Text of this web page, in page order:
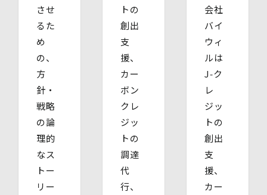
・連絡先：info@bywill.co.jp
【個人情報を与えることの任意性及び当該情報を与えな
かった場合に生じる結果】
個⼈情報を取得する項⽬は、全てご本⼈によってご提供い
ただし、必要な項⽬をいただけない場合、利⽤⽬的に記載
の諸⼿続⼜は処理に⽀障が⽣じる可能性があります。
させ
るた
め
の、
方
針・
戦略
の論
理的
なス
トー
リー
トの
創出
支
援、
カー
ボン
クレ
ジッ
トの
調達
代
行、
会社
バイ
ウィ
ルは
J‑ク
レ
ジッ
トの
創出
支
援、
カー